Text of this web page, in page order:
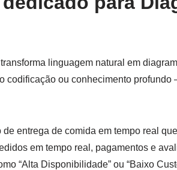
linguagem natural em
codificação ou conhecimento profundo
entrega de comida em tempo real
em tempo real, pagamentos e
“Alta Disponibilidade” ou “Baixo